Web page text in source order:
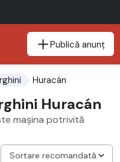
Publică anunț
Huracán
Huracán
mașina potrivită